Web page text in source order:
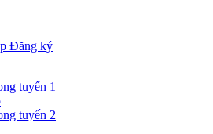
Đăng ký